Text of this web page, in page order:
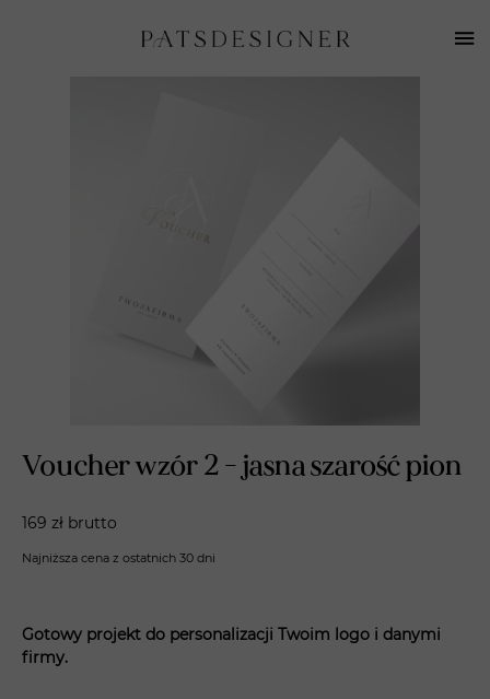
Najniższa cena z ostatnich 30 dni
Gotowy projekt do personalizacji Twoim logo i danymi
firmy.
Voucher wzór 2 - jasna szarość pion
169 zł brutto